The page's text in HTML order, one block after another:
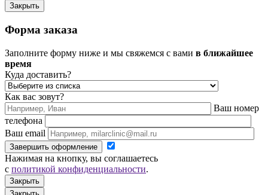
Закрыть
Форма заказа
Заполните форму ниже и мы свяжемся с вами в ближайшее
время
Куда доставить?
Как вас зовут?
Ваш номер
телефона
Ваш email
Завершить оформление
Нажимая на кнопку, вы соглашаетесь
с политикой конфиденциальности.
Закрыть